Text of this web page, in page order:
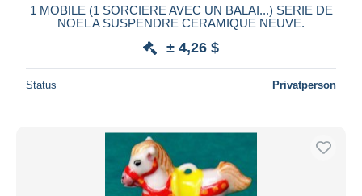
1 MOBILE (1 SORCIERE AVEC UN BALAI...) SERIE DE
NOEL A SUSPENDRE CERAMIQUE NEUVE.
± 4,26 $
Status Privatperson